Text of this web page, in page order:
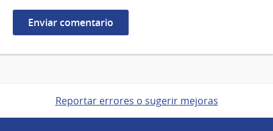
Reportar errores o sugerir mejoras